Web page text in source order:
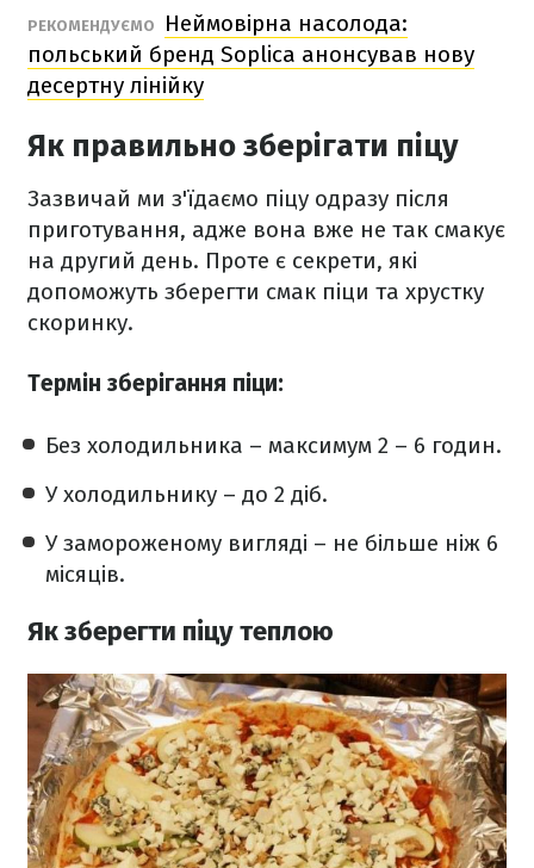
РЕКОМЕНДУЄМО
Неймовірна насолода:
польський бренд Soplica анонсував нову
десертну лінійку
Як правильно зберігати піцу
Зазвичай ми з'їдаємо піцу одразу після
приготування, адже вона вже не так смакує
на другий день. Проте є секрети, які
допоможуть зберегти смак піци та хрустку
скоринку.
Термін зберігання піци:
Без холодильника – максимум 2 – 6 годин.
У холодильнику – до 2 діб.
У замороженому вигляді – не більше ніж 6
місяців.
Як зберегти піцу теплою